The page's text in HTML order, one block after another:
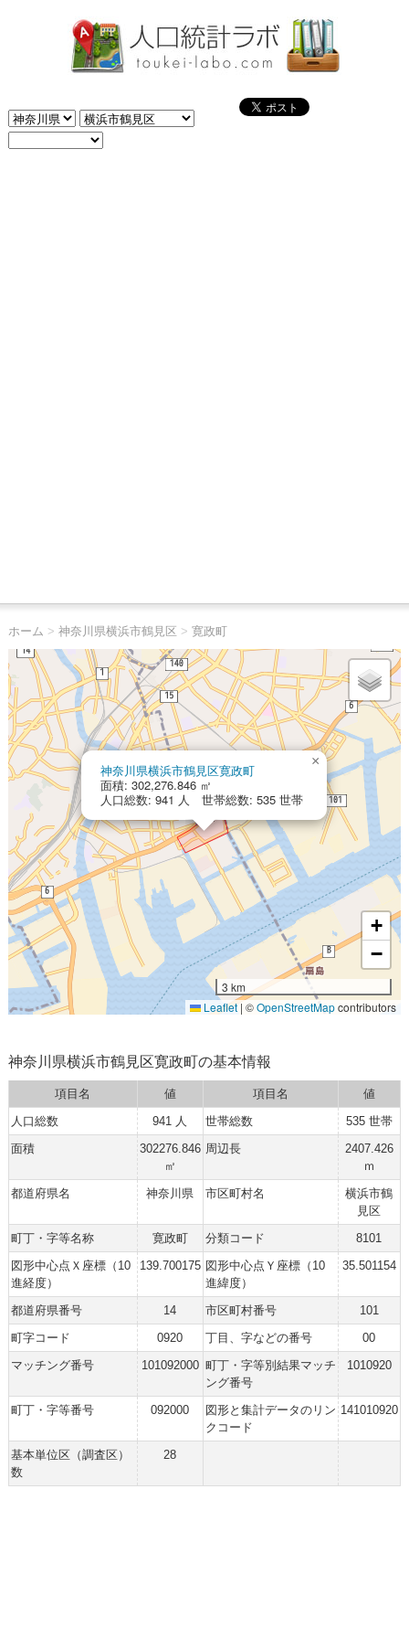
ホーム > 神奈川県横浜市鶴見区 > 寛政町
神奈川県横浜市鶴見区寛政町
面積: 302,276.846 ㎡
人口総数: 941 人 世帯総数: 535 世帯
×
+
−
3 km
Leaflet | ©OpenStreetMapcontributors
神奈川県横浜市鶴見区寛政町の基本情報
項目名 値 項目名
値
人口総数
941 人 世帯総数
535 世帯
面積
302276.846
㎡
周辺長
2407.426
ｍ
都道府県名
神奈川県 市区町村名
横浜市鶴
見区
町丁・字等名称
寛政町 分類コード
8101
図形中心点Ｘ座標（10
進経度）
139.700175 図形中心点Ｙ座標（10
進緯度）
35.501154
都道府県番号 14 市区町村番号
101
町字コード
0920 丁目、字などの番号
00
マッチング番号
101092000 町丁・字等別結果マッチ
ング番号
1010920
町丁・字等番号 092000
図形と集計データのリン
クコード
141010920
基本単位区（調査区）
数
28